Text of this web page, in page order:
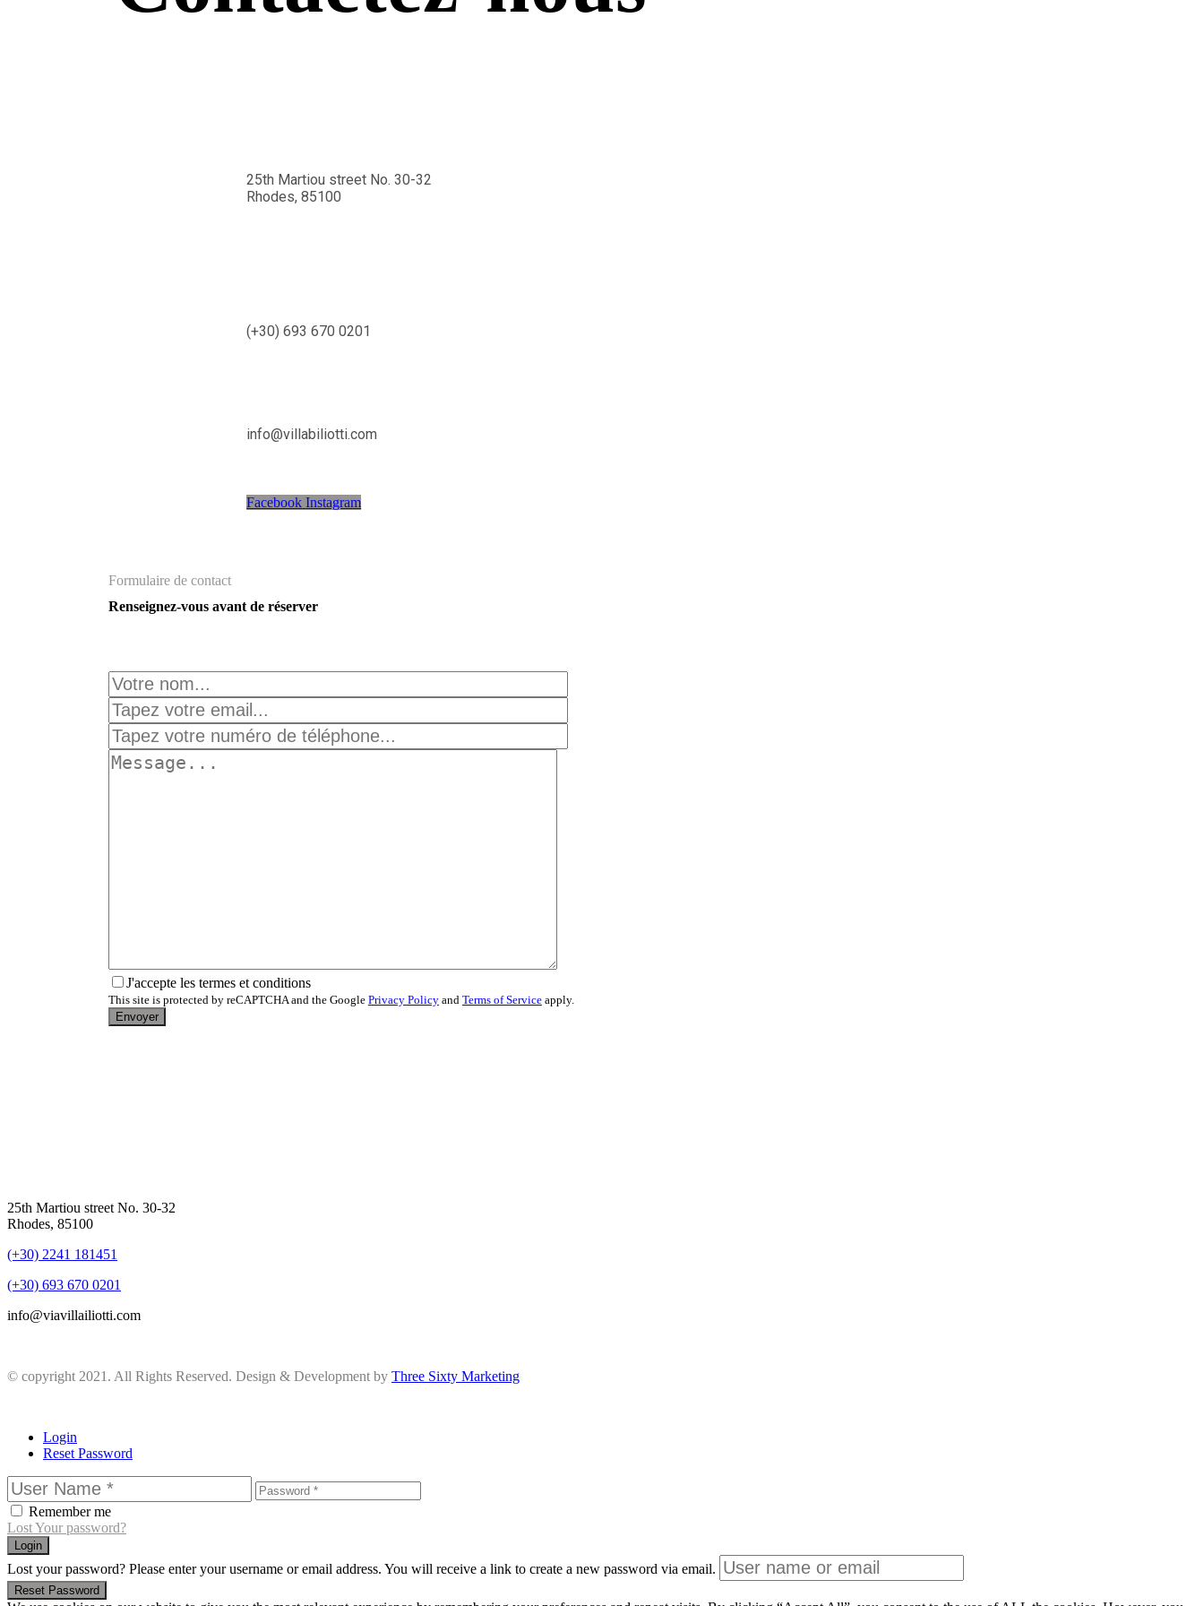
25th Martiou street No. 30-32
Rhodes, 85100
(+30) 693 670 0201
info@villabiliotti.com
Facebook Instagram
Formulaire de contact
Renseignez-vous avant de réserver
J'accepte les termes et conditions
This site is protected by reCAPTCHA and the Google Privacy Policyand Terms of Serviceapply.
Envoyer
25th Martiou street No. 30-32
Rhodes, 85100
(+30) 2241 181451
(+30) 693 670 0201
info@viavillailiotti.com
© copyright 2021. All Rights Reserved. Design & Development by Three Sixty Marketing
Login
Reset Password
Remember me
Lost Your password?
Login
Lost your password? Please enter your username or email address. You will receive a link to create a new password via email.
Reset Password